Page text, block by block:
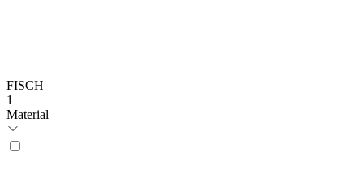
FISCH
1
Material